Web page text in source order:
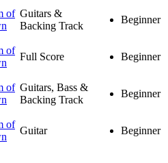
of Guitars &
Backing Track
Beginner
of
Full Score Beginner
of Guitars, Bass &
Backing Track
Beginner
of
Guitar Beginner